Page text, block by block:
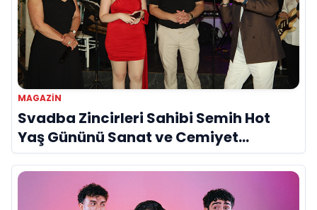
MAGAZIN
Svadba Zincirleri Sahibi Semih Hot
Yaş Gününü Sanat ve Cemiyet
Dünyasının Ünlü İsimleriyle Kutladı!